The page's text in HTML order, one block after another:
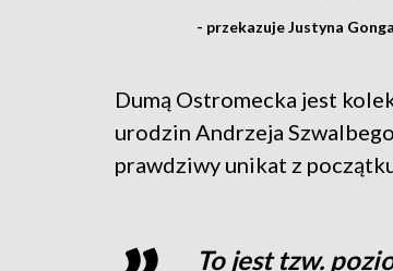
- przekazuje Justyna
Dumą Ostromecka jest
urodzin Andrzeja
prawdziwy unikat z
To jest tzw.